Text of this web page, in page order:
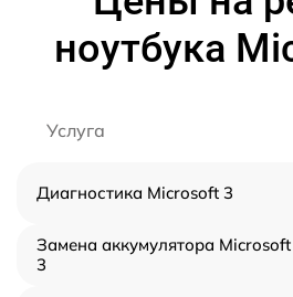
ноутбука
Услуга
Диагностика Microsoft 3
Замена аккумулятора Microsoft
3